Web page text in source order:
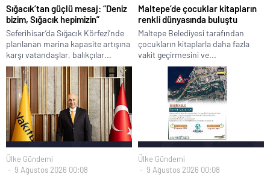
Sığacık’tan güçlü mesaj: “Deniz
bizim, Sığacık hepimizin”
Seferihisar’da Sığacık Körfezi’nde
planlanan marina kapasite artışına
karşı vatandaşlar, balıkçılar...
Maltepe’de çocuklar kitapların
renkli dünyasında buluştu
Maltepe Belediyesi tarafından
çocukların kitaplarla daha fazla
vakit geçirmesini ve...
Ülke Gündemi
9 Ağustos 2026 00:08
Ülke Gündemi
9 Ağustos 2026 00:08